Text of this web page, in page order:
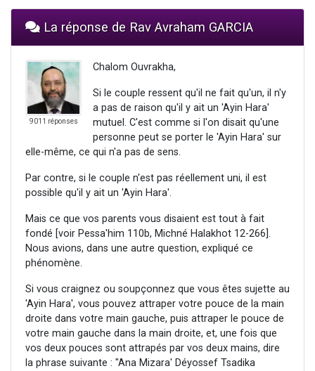
La réponse de Rav Avraham GARCIA
9011 réponses
Chalom Ouvrakha,
Si le couple ressent qu'il ne fait qu'un, il n'y
a pas de raison qu'il y ait un 'Ayin Hara'
mutuel. C'est comme si l'on disait qu'une
personne peut se porter le 'Ayin Hara' sur
elle-même, ce qui n'a pas de sens.
Par contre, si le couple n'est pas réellement uni, il est
possible qu'il y ait un 'Ayin Hara'.
Mais ce que vos parents vous disaient est tout à fait
fondé [voir Pessa'him 110b, Michné Halakhot 12-266].
Nous avions, dans une autre question, expliqué ce
phénomène.
Si vous craignez ou soupçonnez que vous êtes sujette au
'Ayin Hara', vous pouvez attraper votre pouce de la main
droite dans votre main gauche, puis attraper le pouce de
votre main gauche dans la main droite, et, une fois que
vos deux pouces sont attrapés par vos deux mains, dire
la phrase suivante : "Ana Mizara' Déyossef Tsadika